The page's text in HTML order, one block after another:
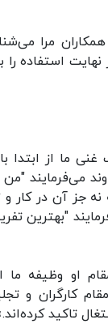
مرا
استفاده را
ما از ابتدا
می‌فرمایند "من
جز آن در کار و
"بهترین تفریح
او وظیفه ما
و تجلیل
تاکید کرده‌اند.»